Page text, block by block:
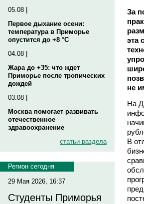
05.08 |
Первое дыхание осени:
температура в Приморье
опустится до +8 °C
04.08 |
Жара до +35: что ждет
Приморье после тропических
дождей
03.08 |
Москва помогает развивать
отечественное
здравоохранение
статьи раздела
Регион сегодня
29 Мая 2026, 16:37
Студенты Приморья
За
эта
не
На
В